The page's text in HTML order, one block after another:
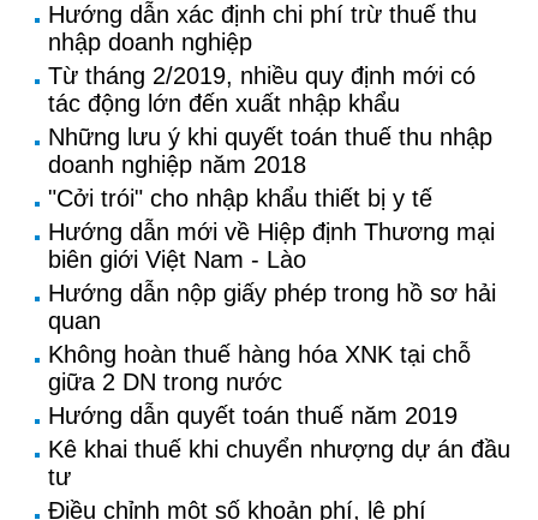
Hướng dẫn xác định chi phí trừ thuế thu
nhập doanh nghiệp
Từ tháng 2/2019, nhiều quy định mới có
tác động lớn đến xuất nhập khẩu
Những lưu ý khi quyết toán thuế thu nhập
doanh nghiệp năm 2018
"Cởi trói" cho nhập khẩu thiết bị y tế
Hướng dẫn mới về Hiệp định Thương mại
biên giới Việt Nam - Lào
Hướng dẫn nộp giấy phép trong hồ sơ hải
quan
Không hoàn thuế hàng hóa XNK tại chỗ
giữa 2 DN trong nước
Hướng dẫn quyết toán thuế năm 2019
Kê khai thuế khi chuyển nhượng dự án đầu
tư
Điều chỉnh một số khoản phí, lệ phí